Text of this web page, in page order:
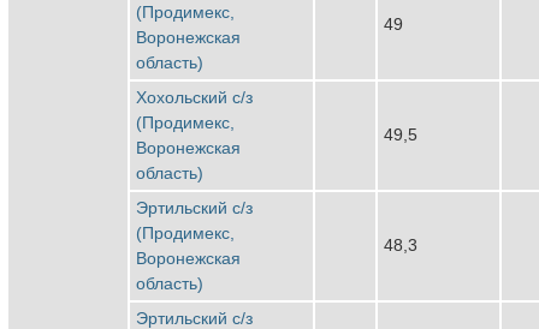
(Продимекс,
Воронежская
область)
49
Хохольский с/з
(Продимекс,
Воронежская
область)
49,5
Эртильский с/з
(Продимекс,
Воронежская
область)
48,3
Эртильский с/з